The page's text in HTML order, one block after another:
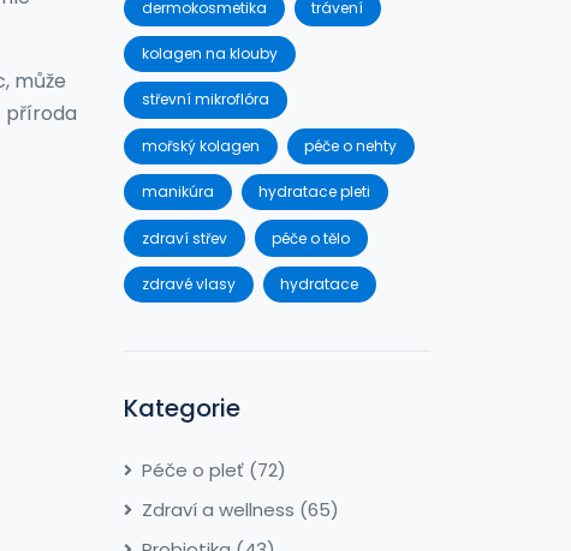
může
příroda
dermokosmetika trávení
kolagen na klouby
střevní mikroflóra
mořský kolagen péče o nehty
manikúra hydratace pleti
zdraví střev péče o tělo
zdravé vlasy hydratace
Kategorie
Péče o pleť (72)
Zdraví a wellness (65)